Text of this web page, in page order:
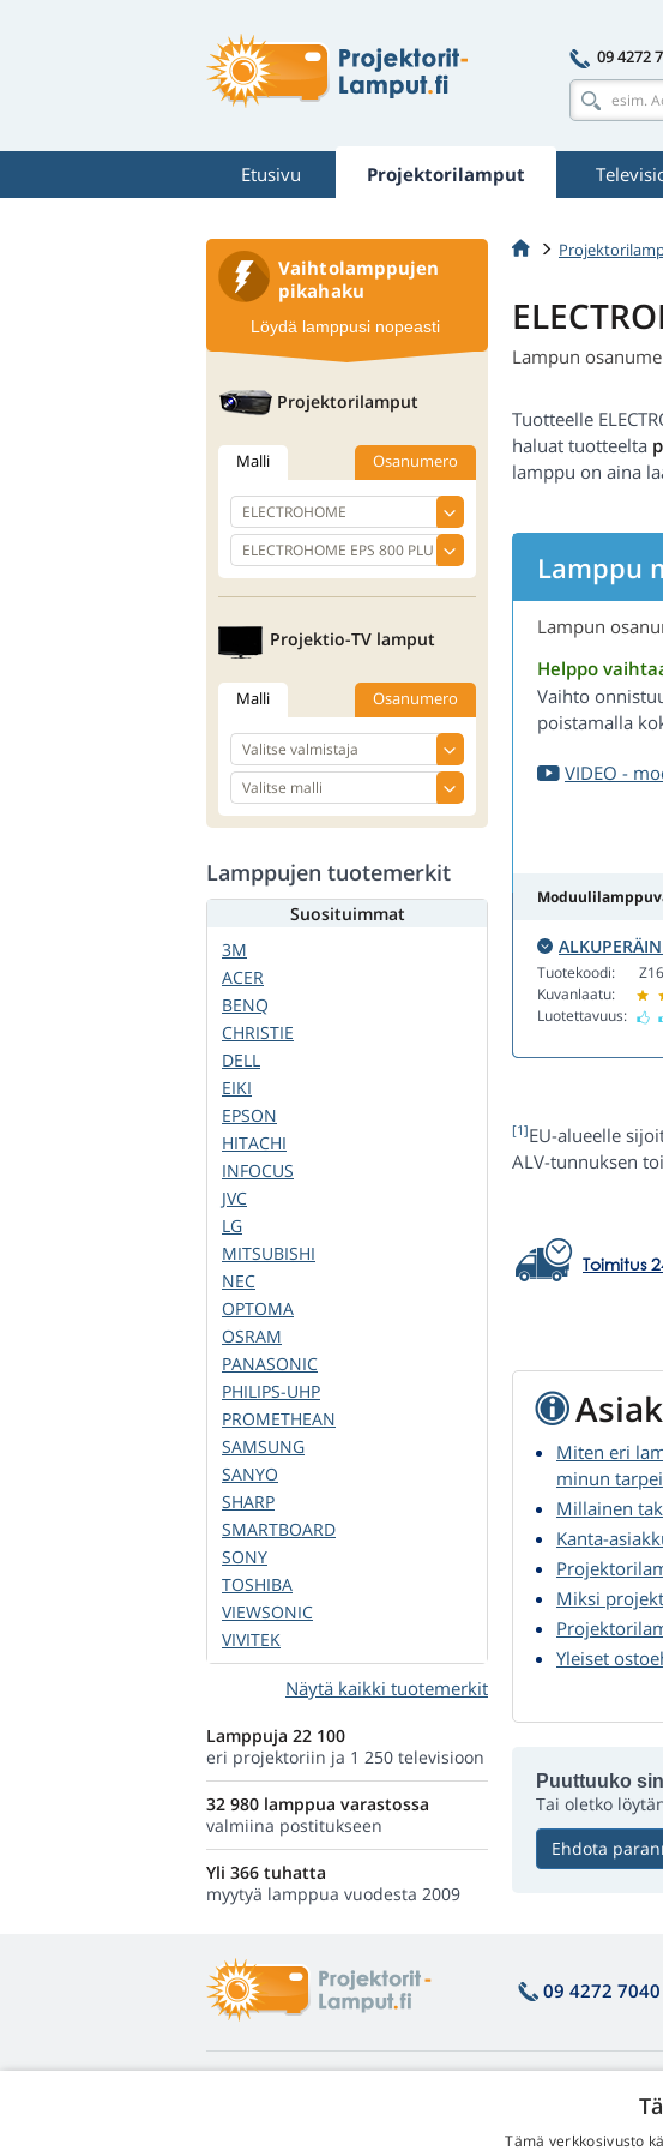
09 4272
Etusivu Projektorilamput
Lampun
Tuotteelle
haluat tuotteelta
lamppu on aina
Lamppu
Lampun
Helppo
Vaihto
poistamalla
VIDEO -
Tuotekoodi:
Kuvanlaatu:
Luotettavuus:
[1]EU-alueelle
ALV-tunnuksen
Toimitus
Miten eri
minun
Millainen
Kanta-
Miksi
Yleiset
Puuttuuko
Tai oletko
Ehdota
Vaihtolamppujen
pikahaku
Löydä lamppusi nopeasti
Projektorilamput
Malli Osanumero
Projektio-TV lamput
Malli Osanumero
Lamppujen tuotemerkit
Suosituimmat
3M
ACER
BENQ
CHRISTIE
DELL
EIKI
EPSON
HITACHI
INFOCUS
JVC
LG
MITSUBISHI
NEC
OPTOMA
OSRAM
PANASONIC
PHILIPS-UHP
PROMETHEAN
SAMSUNG
SANYO
SHARP
SMARTBOARD
SONY
TOSHIBA
VIEWSONIC
VIVITEK
Näytä kaikki tuotemerkit
Lamppuja 22 100
eri projektoriin ja 1 250 televisioon
32 980 lamppua varastossa
valmiina postitukseen
Yli 366 tuhatta
myytyä lamppua vuodesta 2009
09 4272 7040
Palautus ja
Tämä verkkosivusto